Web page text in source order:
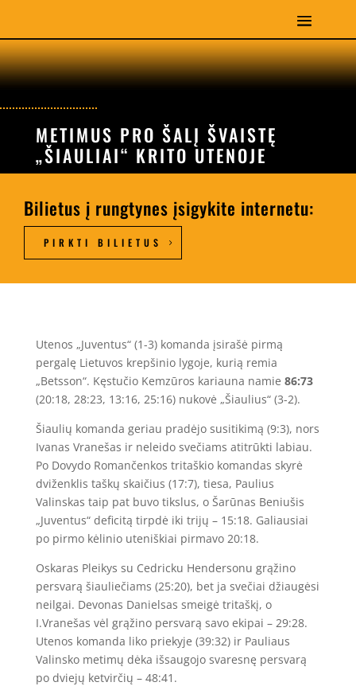
METIMUS PRO ŠALĮ ŠVAISTĘ
„ŠIAULIAI“ KRITO UTENOJE
Bilietus į rungtynes įsigykite internetu:
PIRKTI BILIETUS
Utenos „Juventus“ (1-3) komanda įsirašė pirmą
pergalę Lietuvos krepšinio lygoje, kurią remia
„Betsson“. Kęstučio Kemzūros kariauna namie 86:73
(20:18, 28:23, 13:16, 25:16) nukovė „Šiaulius“ (3-2).
Šiaulių komanda geriau pradėjo susitikimą (9:3), nors
Ivanas Vranešas ir neleido svečiams atitrūkti labiau.
Po Dovydo Romančenkos tritaškio komandas skyrė
dviženklis taškų skaičius (17:7), tiesa, Paulius
Valinskas taip pat buvo tikslus, o Šarūnas Beniušis
„Juventus“ deficitą tirpdė iki trijų – 15:18. Galiausiai
po pirmo kėlinio uteniškiai pirmavo 20:18.
Oskaras Pleikys su Cedricku Hendersonu grąžino
persvarą šiauliečiams (25:20), bet ja svečiai džiaugėsi
neilgai. Devonas Danielsas smeigė tritaškį, o
I.Vranešas vėl grąžino persvarą savo ekipai – 29:28.
Utenos komanda liko priekyje (39:32) ir Pauliaus
Valinsko metimų dėka išsaugojo svaresnę persvarą
po dviejų ketvirčių – 48:41.